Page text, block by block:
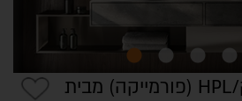
קולקציית PL יצוק/HPL (פורמייקה) מבית